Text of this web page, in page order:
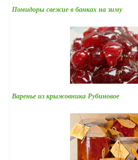
Помидоры свежие в банках на зиму
Варенье из крыжовника Рубиновое